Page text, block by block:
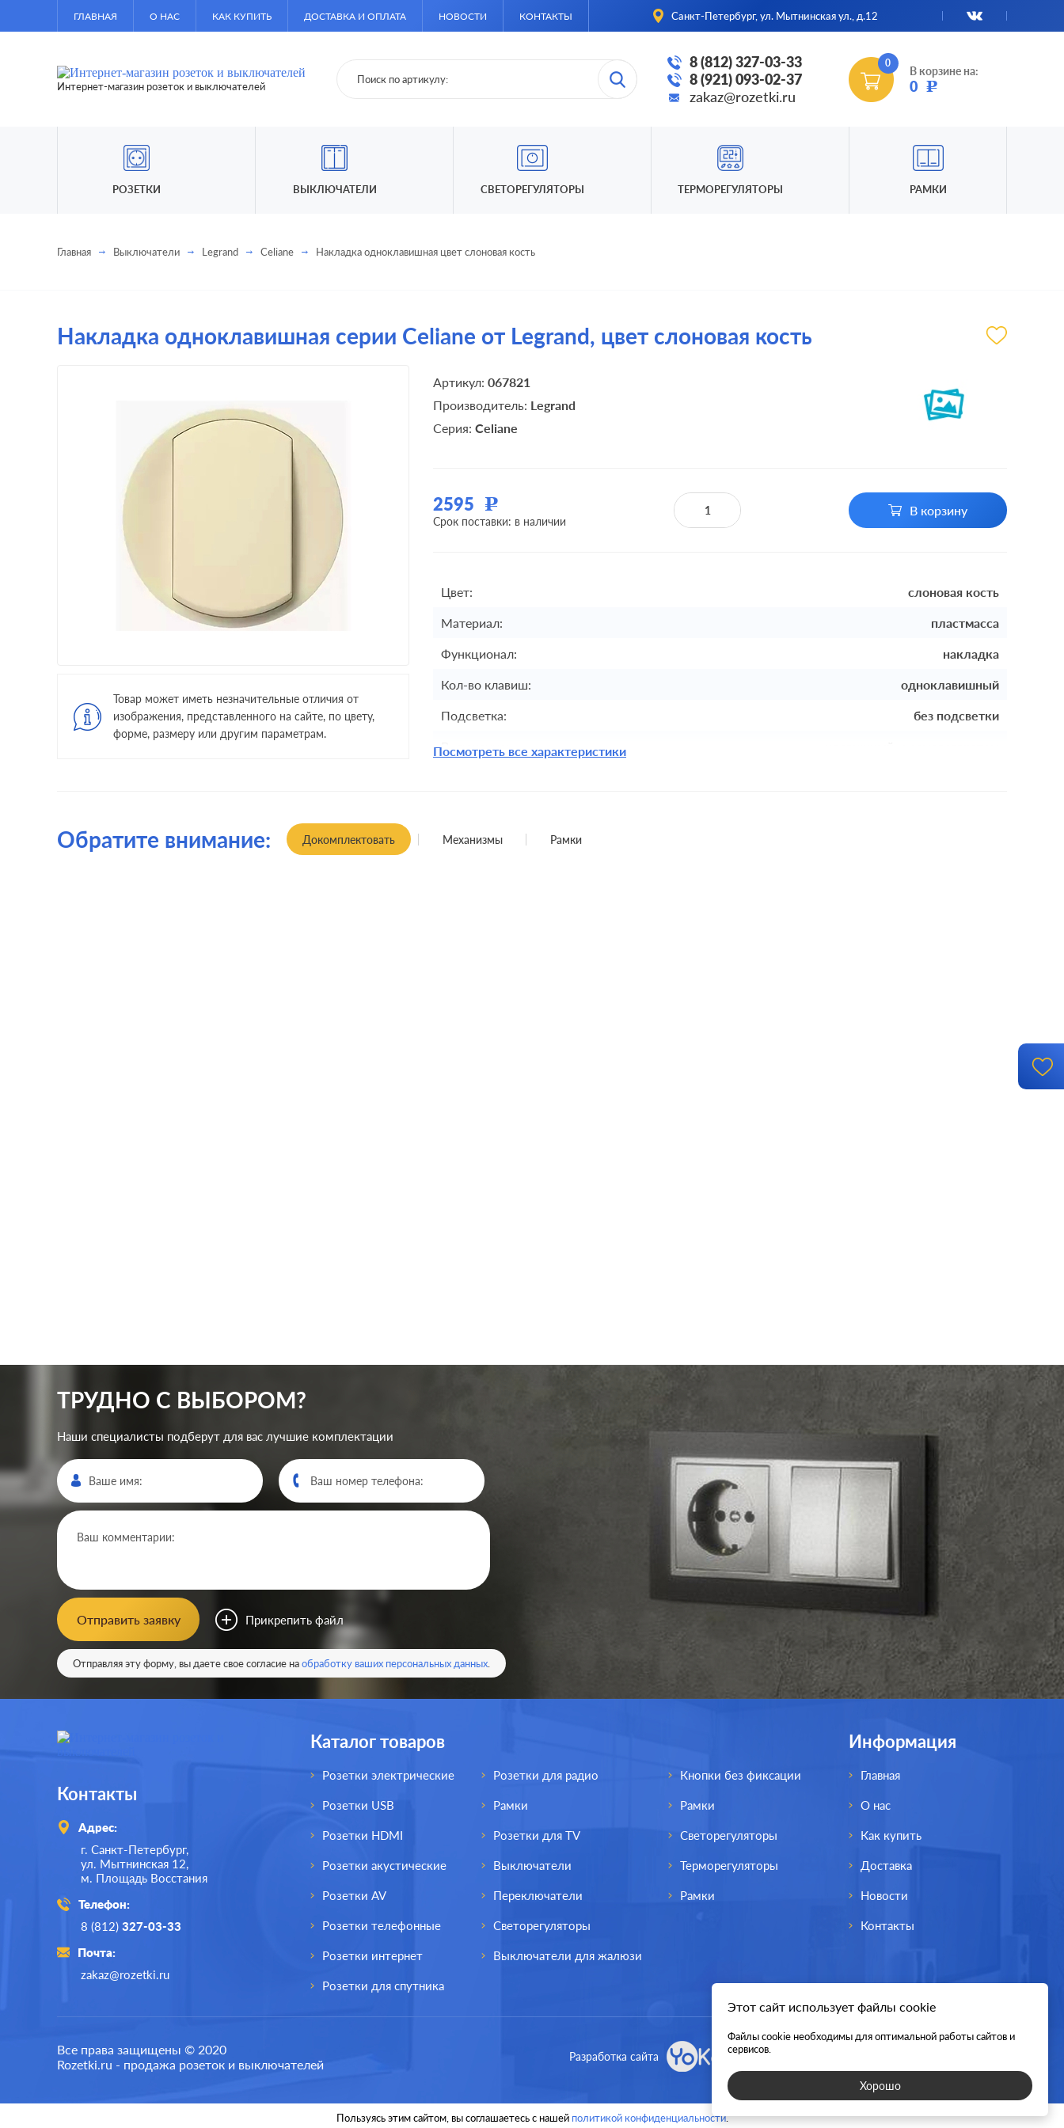
ГЛАВНАЯ О НАС КАК КУПИТЬ ДОСТАВКА И ОПЛАТА НОВОСТИ КОНТАКТЫ Санкт-Петербург, ул. Мытнинская ул., д.12
Интернет-магазин розеток и выключателей
8 (812) 327-03-33
8 (921) 093-02-37
zakaz@rozetki.ru
0
В корзине на:
0Р
РОЗЕТКИ ВЫКЛЮЧАТЕЛИ СВЕТОРЕГУЛЯТОРЫ ТЕРМОРЕГУЛЯТОРЫ РАМКИ
Главная Выключатели Legrand Celiane Накладка одноклавишная цвет слоновая кость
Накладка одноклавишная серии Celiane от Legrand, цвет слоновая кость
Товар может иметь незначительные отличия от
изображения, представленного на сайте, по цвету,
форме, размеру или другим параметрам.
Артикул: 067821
Производитель: Legrand
Серия: Celiane
2595 Р
Срок поставки: в наличии
В корзину
Посмотреть все характеристики
Цвет: слоновая кость
Материал: пластмасса
Функционал: накладка
Кол-во клавиш: одноклавишный
Подсветка: без подсветки
Включение:
Монтаж:
Обратите внимание: Докомплектовать Механизмы Рамки
ТРУДНО С ВЫБОРОМ?
Наши специалисты подберут для вас лучшие комплектации
Отправить заявку Прикрепить файл
Отправляя эту форму, вы даете свое согласие наобработку ваших персональных данных
Контакты
Адрес:
г. Санкт-Петербург,
ул. Мытнинская 12,
м. Площадь Восстания
Телефон:
8 (812) 327-03-33
Почта:
zakaz@rozetki.ru
Каталог товаров
Розетки электрические
Розетки USB
Розетки HDMI
Розетки акустические
Розетки AV
Розетки телефонные
Розетки интернет
Розетки для спутника
Розетки для радио
Рамки
Розетки для TV
Выключатели
Переключатели
Светорегуляторы
Выключатели для жалюзи
Кнопки без фиксации
Рамки
Светорегуляторы
Терморегуляторы
Рамки
Информация
Главная
О нас
Как купить
Доставка
Новости
Контакты
Все права защищены © 2020
Rozetki.ru - продажа розеток и выключателей
Разработка сайта
Пользуясь этим сайтом, вы соглашаетесь с нашей политикой конфиденциальности.
Этот сайт использует файлы cookie
Файлы cookie необходимы для оптимальной работы сайтов и
сервисов.
Хорошо